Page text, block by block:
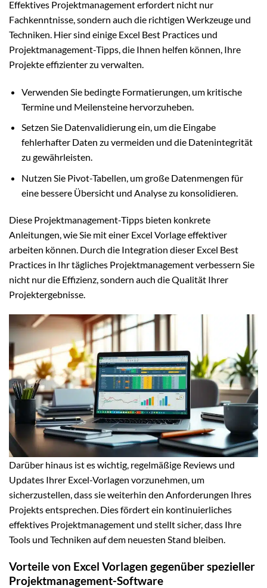
Effektives Projektmanagement erfordert nicht nur
Fachkenntnisse, sondern auch die richtigen Werkzeuge und
Techniken. Hier sind einige Excel Best Practices und
Projektmanagement-Tipps, die Ihnen helfen können, Ihre
Projekte effizienter zu verwalten.
Verwenden Sie bedingte Formatierungen, um kritische
Termine und Meilensteine hervorzuheben.
Setzen Sie Datenvalidierung ein, um die Eingabe
fehlerhafter Daten zu vermeiden und die Datenintegrität
zu gewährleisten.
Nutzen Sie Pivot-Tabellen, um große Datenmengen für
eine bessere Übersicht und Analyse zu konsolidieren.
Diese Projektmanagement-Tipps bieten konkrete
Anleitungen, wie Sie mit einer Excel Vorlage effektiver
arbeiten können. Durch die Integration dieser Excel Best
Practices in Ihr tägliches Projektmanagement verbessern Sie
nicht nur die Effizienz, sondern auch die Qualität Ihrer
Projektergebnisse.
Darüber hinaus ist es wichtig, regelmäßige Reviews und
Updates Ihrer Excel-Vorlagen vorzunehmen, um
sicherzustellen, dass sie weiterhin den Anforderungen Ihres
Projekts entsprechen. Dies fördert ein kontinuierliches
effektives Projektmanagement und stellt sicher, dass Ihre
Tools und Techniken auf dem neuesten Stand bleiben.
Vorteile von Excel Vorlagen gegenüber spezieller
Projektmanagement-Software